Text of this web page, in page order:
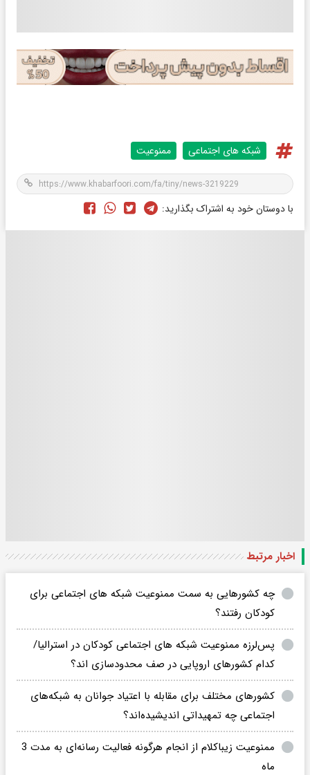
شبکه های اجتماعی ممنوعیت
با دوستان خود به اشتراک بگذارید:
اخبار مرتبط
چه کشورهایی به سمت ممنوعیت شبکه های اجتماعی برای
کودکان رفتند؟
پس‌لرزه ممنوعیت شبکه های اجتماعی کودکان در استرالیا/
کدام کشورهای اروپایی در صف محدودسازی اند؟
کشورهای مختلف برای مقابله با اعتیاد جوانان به شبکه‌های
اجتماعی چه تمهیداتی اندیشیده‌اند؟
ممنوعیت زیباکلام از انجام هرگونه فعالیت رسانه‌ای به مدت 3
ماه